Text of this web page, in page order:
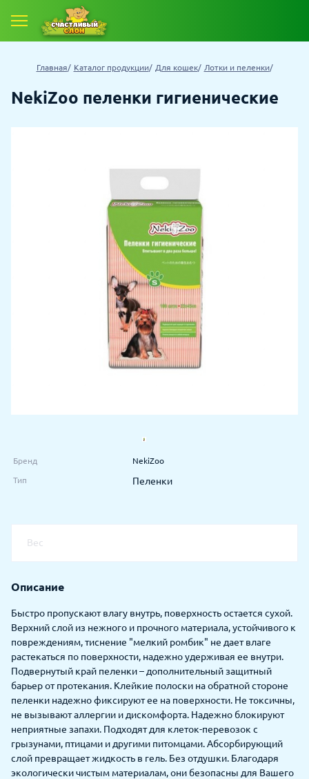
Главная Каталог продукции Для кошек Лотки и пеленки
NekiZoo пеленки гигиенические
Бренд NekiZoo
Тип Пеленки
Вес
Описание
Быстро пропускают влагу внутрь, поверхность остается сухой.
Верхний слой из нежного и прочного материала, устойчивого к
повреждениям, тиснение "мелкий ромбик" не дает влаге
растекаться по поверхности, надежно удерживая ее внутри.
Подвернутый край пеленки – дополнительный защитный
барьер от протекания. Клейкие полоски на обратной стороне
пеленки надежно фиксируют ее на поверхности. Не токсичны,
не вызывают аллергии и дискомфорта. Надежно блокируют
неприятные запахи. Подходят для клеток-перевозок с
грызунами, птицами и другими питомцами. Абсорбирующий
слой превращает жидкость в гель. Без отдушки. Благодаря
экологически чистым материалам, они безопасны для Вашего